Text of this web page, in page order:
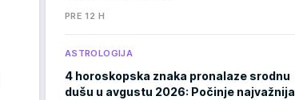
PRE 12 H
ASTROLOGIJA
4 horoskopska znaka pronalaze srodnu
dušu u avgustu 2026: Počinje najvažnija